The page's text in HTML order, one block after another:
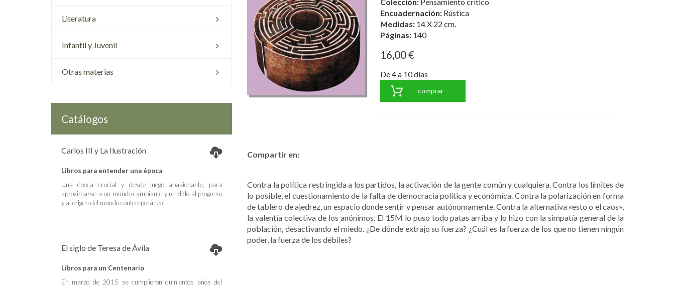
Literatura
Infantil y Juvenil
Otras materias
Catálogos
Carlos III y La Ilustración
Libros para entender una época
Una época crucial y desde luego apasionante, para
aproximarse a un mundo cambiante y rendido al progreso
y al origen del mundo contemporáneo.
El siglo de Teresa de Ávila
Libros para un Centenario
En marzo de 2015 se cumplieron quinientos años del
Encuadernación: Rústica
Medidas: 14 X 22 cm.
Páginas: 140
16,00 €
De 4 a 10 días
comprar
Compartir en:
Contra la política restringida a los partidos, la activación de la gente común y cualquiera. Contra los límites de
lo posible, el cuestionamiento de la falta de democracia política y económica. Contra la polarización en forma
de tablero de ajedrez, un espacio donde sentir y pensar autónomamente. Contra la alternativa «esto o el caos»,
la valentía colectiva de los anónimos. El 15M lo puso todo patas arriba y lo hizo con la simpatía general de la
población, desactivando el miedo. ¿De dónde extrajo su fuerza? ¿Cuál es la fuerza de los que no tienen ningún
poder, la fuerza de los débiles?